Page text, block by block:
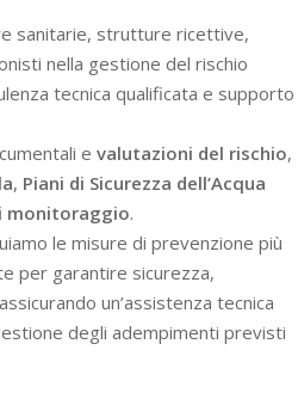
sanitarie, strutture ricettive,
nella gestione del rischio
tecnica qualificata e supporto
evalutazioni del rischio,
, Piani di Sicurezza dell’Acqua
monitoraggio.
le misure di prevenzione più
per garantire sicurezza,
un’assistenza tecnica
degli adempimenti previsti